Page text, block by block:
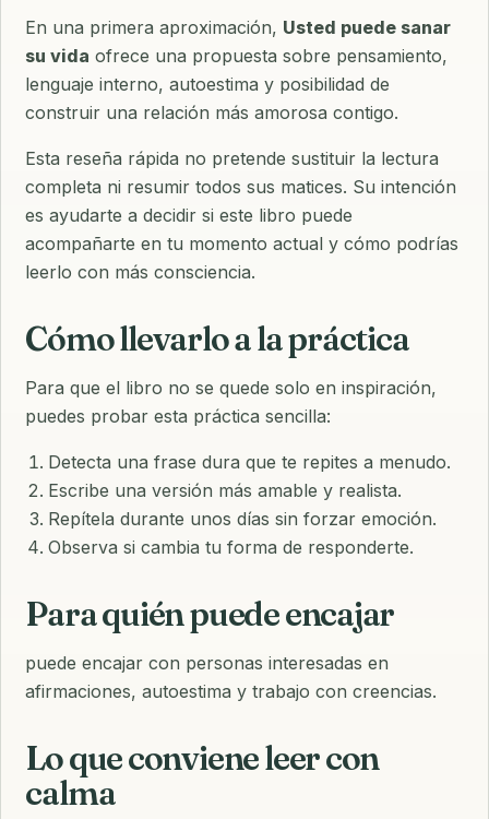
En una primera aproximación, Usted puede sanar
su vida ofrece una propuesta sobre pensamiento,
lenguaje interno, autoestima y posibilidad de
construir una relación más amorosa contigo.
Esta reseña rápida no pretende sustituir la lectura
completa ni resumir todos sus matices. Su intención
es ayudarte a decidir si este libro puede
acompañarte en tu momento actual y cómo podrías
leerlo con más consciencia.
Cómo llevarlo a la práctica
Para que el libro no se quede solo en inspiración,
puedes probar esta práctica sencilla:
Detecta una frase dura que te repites a menudo.
Escribe una versión más amable y realista.
Repítela durante unos días sin forzar emoción.
Observa si cambia tu forma de responderte.
Para quién puede encajar
puede encajar con personas interesadas en
afirmaciones, autoestima y trabajo con creencias.
Lo que conviene leer con
calma